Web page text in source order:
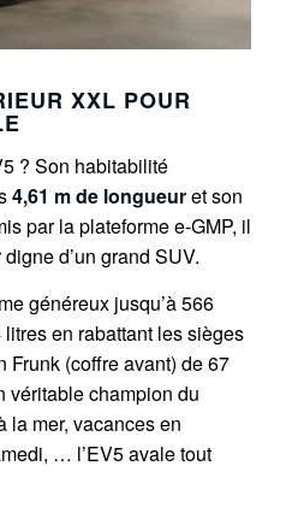
XXL POUR
? Son habitabilité
4,61 m de longueuret son
par la plateforme e-GMP, il
d’un grand SUV.
généreux jusqu’à 566
en rabattant les sièges
Frunk (coffre avant) de 67
véritable champion du
la mer, vacances en
… l’EV5 avale tout